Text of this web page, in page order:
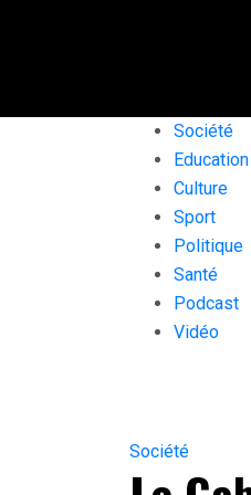
Société
Education
Culture
Sport
Politique
Santé
Podcast
Vidéo
Société